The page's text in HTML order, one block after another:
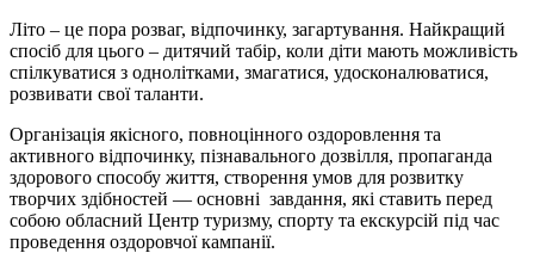
Літо – це пора розваг, відпочинку, загартування. Найкращий
спосіб для цього – дитячий табір, коли діти мають можливість
спілкуватися з однолітками, змагатися, удосконалюватися,
розвивати свої таланти.
Організація якісного, повноцінного оздоровлення та
активного відпочинку, пізнавального дозвілля, пропаганда
здорового способу життя, створення умов для розвитку
творчих здібностей — основні завдання, які ставить перед
собою обласний Центр туризму, спорту та екскурсій під час
проведення оздоровчої кампанії.